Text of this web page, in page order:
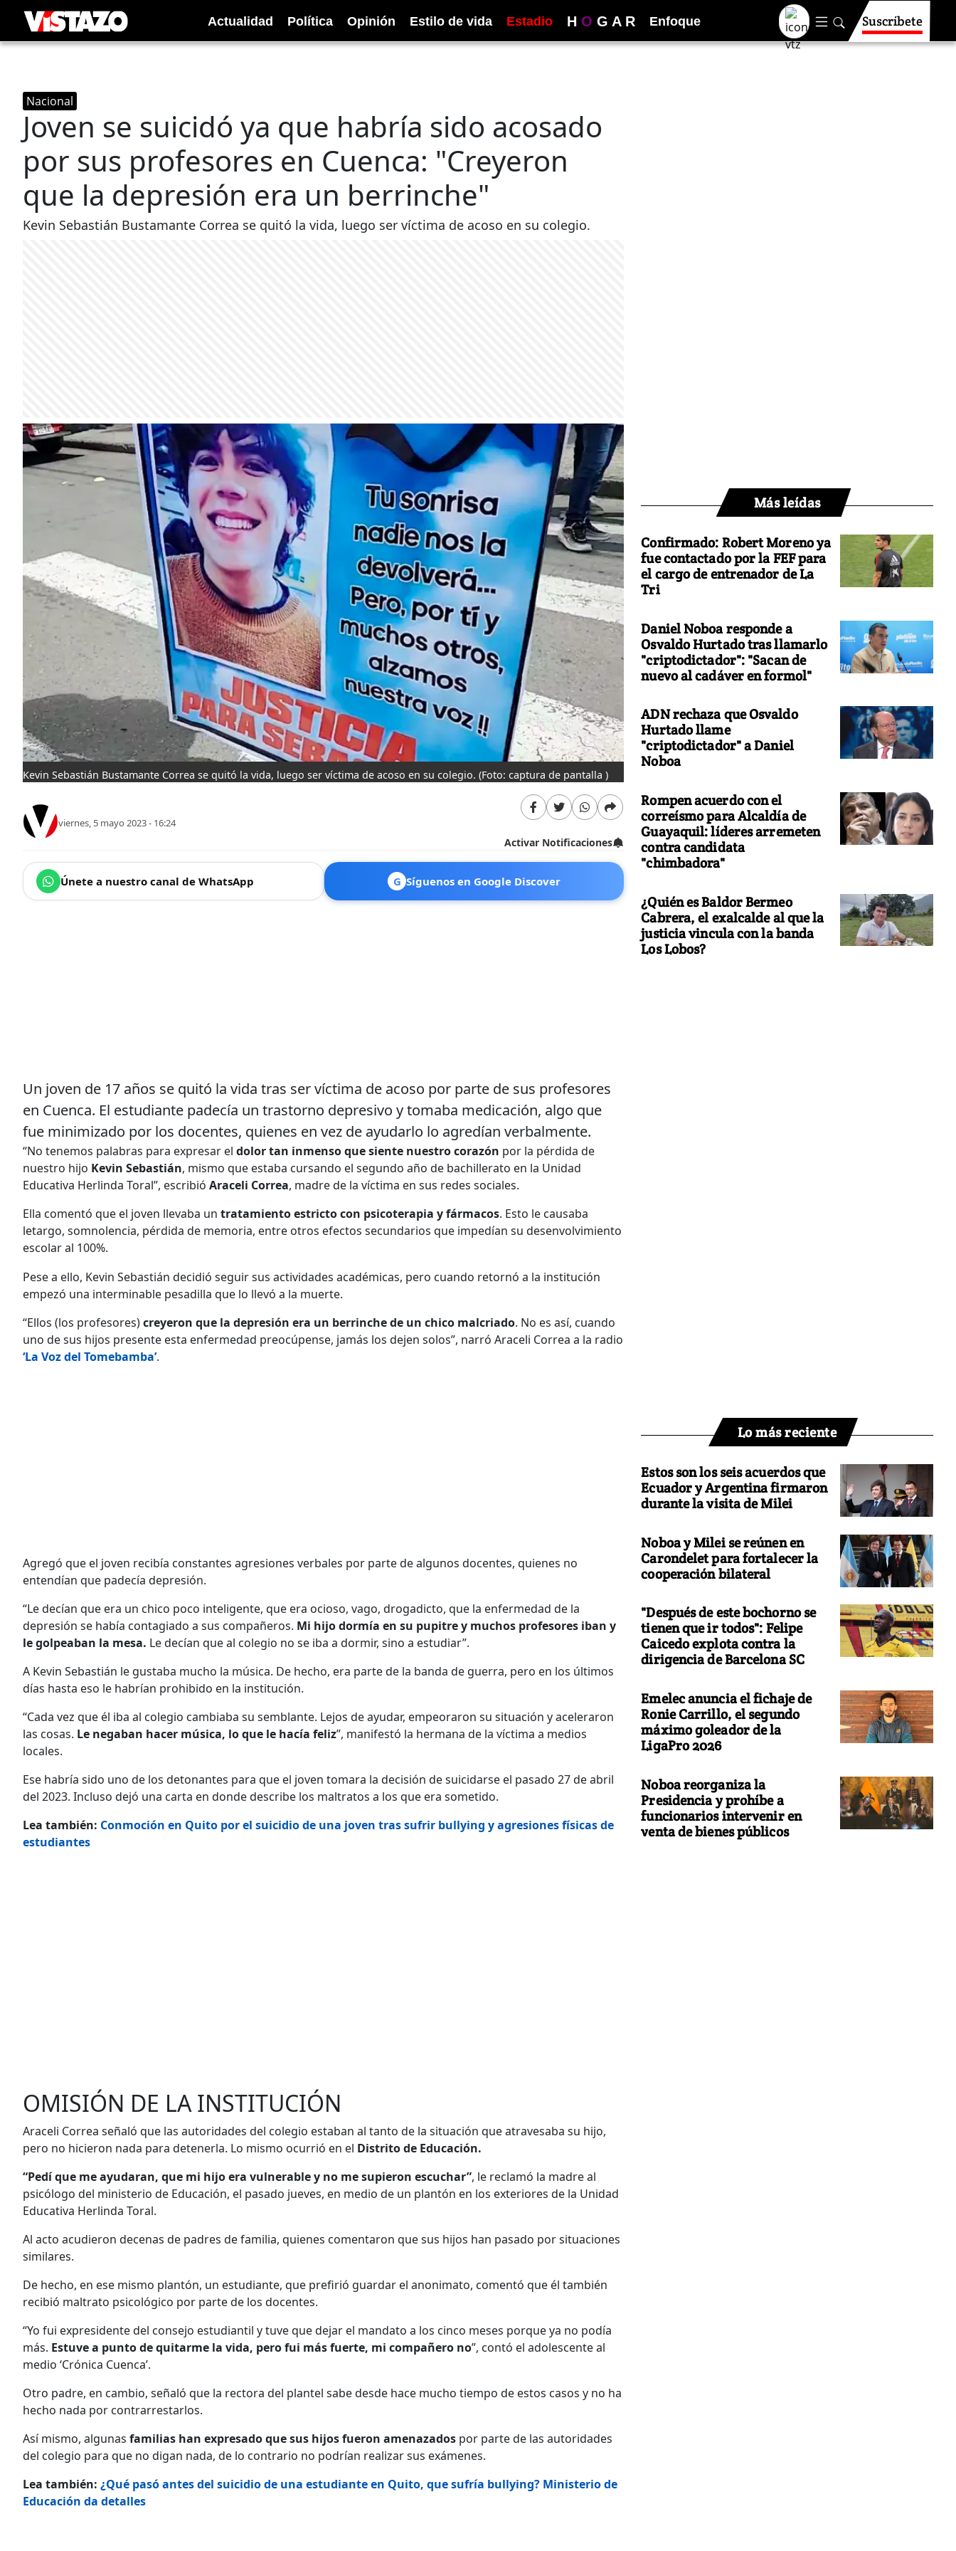
Actualidad Política Opinión Estilo de vida Estadio H O G A R Enfoque Suscríbete
Nacional
Joven se suicidó ya que habría sido acosado
por sus profesores en Cuenca: "Creyeron
que la depresión era un berrinche"
Kevin Sebastián Bustamante Correa se quitó la vida, luego ser víctima de acoso en su colegio.
Kevin Sebastián Bustamante Correa se quitó la vida, luego ser víctima de acoso en su colegio. (Foto: captura de pantalla )
viernes, 5 mayo 2023 - 16:24
Activar Notificaciones
Únete a nuestro canal de WhatsApp G Síguenos en Google Discover
Un joven de 17 años se quitó la vida tras ser víctima de acoso por parte de sus profesores
en Cuenca. El estudiante padecía un trastorno depresivo y tomaba medicación, algo que
fue minimizado por los docentes, quienes en vez de ayudarlo lo agredían verbalmente.
“No tenemos palabras para expresar el dolor tan inmenso que siente nuestro corazón por la pérdida de
nuestro hijo Kevin Sebastián, mismo que estaba cursando el segundo año de bachillerato en la Unidad
Educativa Herlinda Toral”, escribió Araceli Correa, madre de la víctima en sus redes sociales.
Ella comentó que el joven llevaba un tratamiento estricto con psicoterapia y fármacos. Esto le causaba
letargo, somnolencia, pérdida de memoria, entre otros efectos secundarios que impedían su desenvolvimiento
escolar al 100%.
Pese a ello, Kevin Sebastián decidió seguir sus actividades académicas, pero cuando retornó a la institución
empezó una interminable pesadilla que lo llevó a la muerte.
“Ellos (los profesores)creyeron que la depresión era un berrinche de un chico malcriado. No es así, cuando
uno de sus hijos presente esta enfermedad preocúpense, jamás los dejen solos”, narró Araceli Correa a la radio
‘La Voz del Tomebamba’.
Agregó que el joven recibía constantes agresiones verbales por parte de algunos docentes, quienes no
entendían que padecía depresión.
“Le decían que era un chico poco inteligente, que era ocioso, vago, drogadicto, que la enfermedad de la
depresión se había contagiado a sus compañeros. Mi hijo dormía en su pupitre y muchos profesores iban y
le golpeaban la mesa. Le decían que al colegio no se iba a dormir, sino a estudiar”.
A Kevin Sebastián le gustaba mucho la música. De hecho, era parte de la banda de guerra, pero en los últimos
días hasta eso le habrían prohibido en la institución.
“Cada vez que él iba al colegio cambiaba su semblante. Lejos de ayudar, empeoraron su situación y aceleraron
las cosas. Le negaban hacer música, lo que le hacía feliz”, manifestó la hermana de la víctima a medios
locales.
Ese habría sido uno de los detonantes para que el joven tomara la decisión de suicidarse el pasado 27 de abril
del 2023. Incluso dejó una carta en donde describe los maltratos a los que era sometido.
Lea también: Conmoción en Quito por el suicidio de una joven tras sufrir bullying y agresiones físicas de
estudiantes
OMISIÓN DE LA INSTITUCIÓN
Araceli Correa señaló que las autoridades del colegio estaban al tanto de la situación que atravesaba su hijo,
pero no hicieron nada para detenerla. Lo mismo ocurrió en el Distrito de Educación.
“Pedí que me ayudaran, que mi hijo era vulnerable y no me supieron escuchar”, le reclamó la madre al
psicólogo del ministerio de Educación, el pasado jueves, en medio de un plantón en los exteriores de la Unidad
Educativa Herlinda Toral.
Al acto acudieron decenas de padres de familia, quienes comentaron que sus hijos han pasado por situaciones
similares.
De hecho, en ese mismo plantón, un estudiante, que prefirió guardar el anonimato, comentó que él también
recibió maltrato psicológico por parte de los docentes.
“Yo fui expresidente del consejo estudiantil y tuve que dejar el mandato a los cinco meses porque ya no podía
más. Estuve a punto de quitarme la vida, pero fui más fuerte, mi compañero no”, contó el adolescente al
medio ‘Crónica Cuenca’.
Otro padre, en cambio, señaló que la rectora del plantel sabe desde hace mucho tiempo de estos casos y no ha
hecho nada por contrarrestarlos.
Así mismo, algunas familias han expresado que sus hijos fueron amenazados por parte de las autoridades
del colegio para que no digan nada, de lo contrario no podrían realizar sus exámenes.
Lea también: ¿Qué pasó antes del suicidio de una estudiante en Quito, que sufría bullying? Ministerio de
Educación da detalles
Más leídas
Confirmado: Robert Moreno ya
fue contactado por la FEF para
el cargo de entrenador de La
Tri
Daniel Noboa responde a
Osvaldo Hurtado tras llamarlo
"criptodictador": "Sacan de
nuevo al cadáver en formol"
ADN rechaza que Osvaldo
Hurtado llame
"criptodictador" a Daniel
Noboa
Rompen acuerdo con el
correísmo para Alcaldía de
Guayaquil: líderes arremeten
contra candidata
"chimbadora"
¿Quién es Baldor Bermeo
Cabrera, el exalcalde al que la
justicia vincula con la banda
Los Lobos?
Lo más reciente
Estos son los seis acuerdos que
Ecuador y Argentina firmaron
durante la visita de Milei
Noboa y Milei se reúnen en
Carondelet para fortalecer la
cooperación bilateral
"Después de este bochorno se
tienen que ir todos": Felipe
Caicedo explota contra la
dirigencia de Barcelona SC
Emelec anuncia el fichaje de
Ronie Carrillo, el segundo
máximo goleador de la
LigaPro 2026
Noboa reorganiza la
Presidencia y prohíbe a
funcionarios intervenir en
venta de bienes públicos